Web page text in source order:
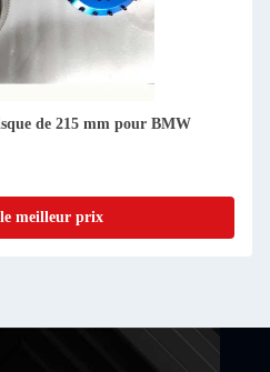
de 215 mm pour BMW
meilleur prix